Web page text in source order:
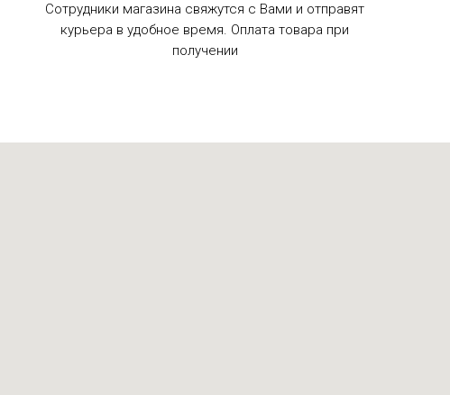
Сотрудники магазина свяжутся с Вами и отправят
курьера в удобное время. Оплата товара при
получении